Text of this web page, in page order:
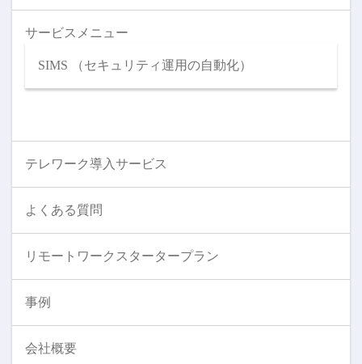
サービスメニュー
SIMS （セキュリティ運用の自動化）
テレワーク導入サービス
よくある質問
リモートワークスタータープラン
事例
会社概要